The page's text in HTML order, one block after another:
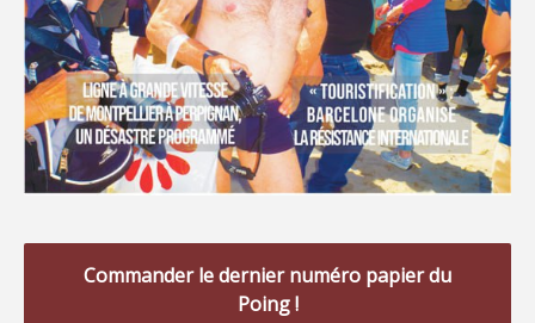
Commander le dernier numéro papier du
Poing !